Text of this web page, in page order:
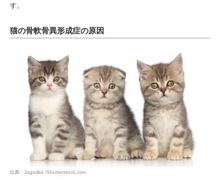
す。
猫の骨軟骨異形成症の原因
出典 : Jagodka /Shutterstock.com
閉じる
PECOアプリをダウンロード済みの方
アプリで開く